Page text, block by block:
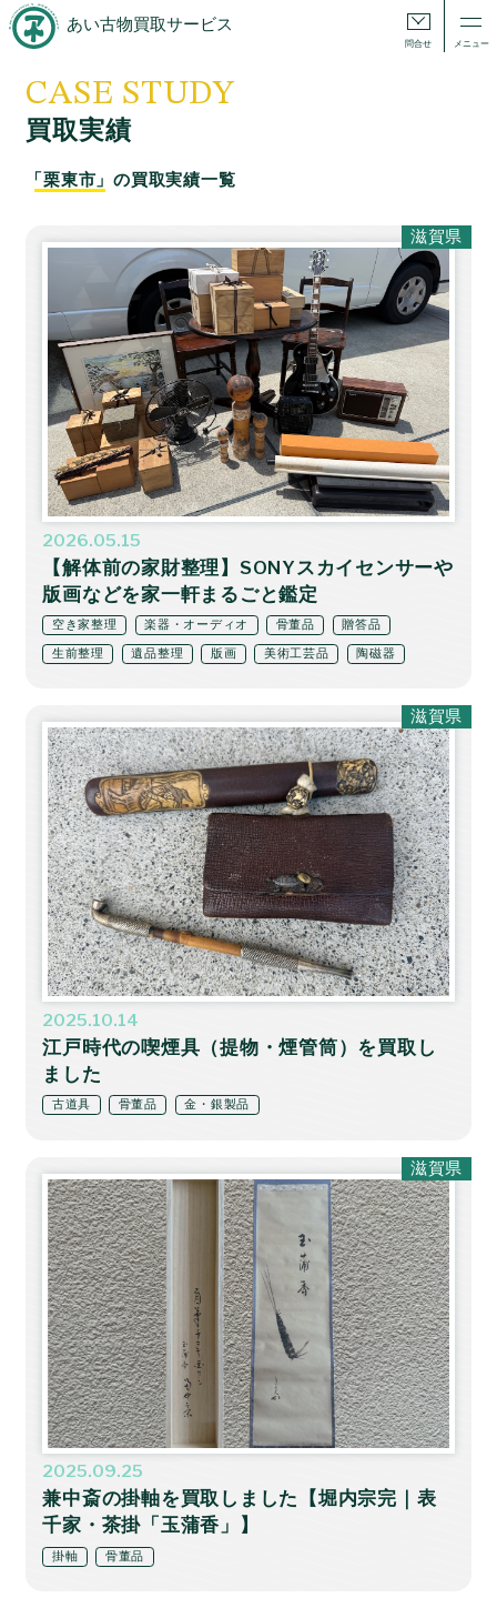
あい古物買取サービス
問合せ メニュー
CASE STUDY
買取実績
「栗東市」の買取実績一覧
2026.05.15
【解体前の家財整理】SONYスカイセンサーや
版画などを家一軒まるごと鑑定
空き家整理 楽器・オーディオ 骨董品
贈答品
生前整理
遺品整理 版画 美術工芸品 陶磁器
滋賀県
2025.10.14
江戸時代の喫煙具（提物・煙管筒）を買取し
ました
古道具 骨董品 金・銀製品
滋賀県
2025.09.25
兼中斎の掛軸を買取しました【堀内宗完｜表
千家・茶掛「玉蒲香」】
掛軸 骨董品
滋賀県